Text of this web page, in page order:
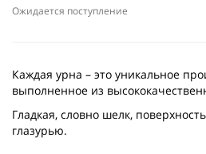
Ожидается поступление
Каждая урна – это уникальное
выполненное из
Гладкая, словно шелк,
глазурью.